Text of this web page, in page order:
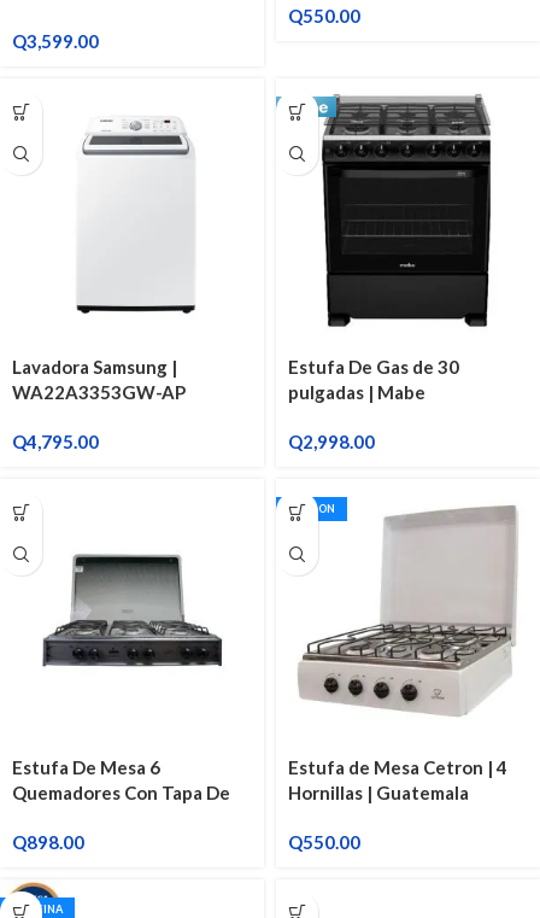
Q3,599.00
Q550.00
Lavadora Samsung |
WA22A3353GW-AP
Q4,795.00
Estufa De Gas de 30
pulgadas | Mabe
Q2,998.00
Estufa De Mesa 6
Quemadores Con Tapa De
Q898.00
CETRON
Estufa de Mesa Cetron | 4
Hornillas | Guatemala
Q550.00
ECOCINA